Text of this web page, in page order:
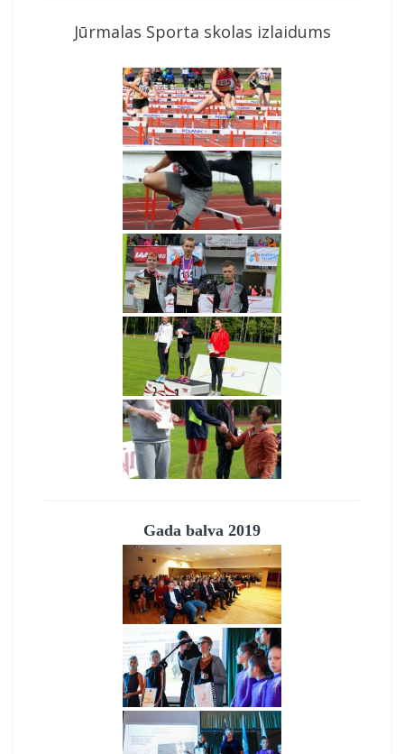
Jūrmalas Sporta skolas izlaidums
Gada balva 2019